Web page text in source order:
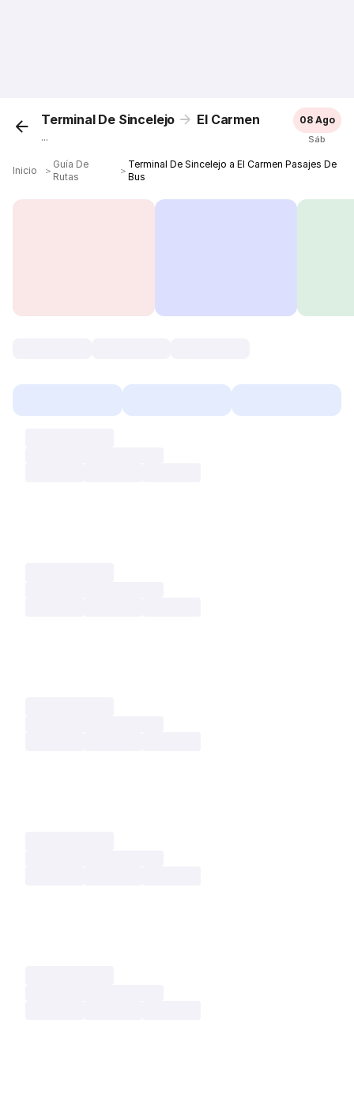
Terminal De Sincelejo El Carmen
...
08 Ago
Sáb
Inicio ＞
Guía De
Rutas
＞
Terminal De Sincelejo a El Carmen Pasajes De
Bus